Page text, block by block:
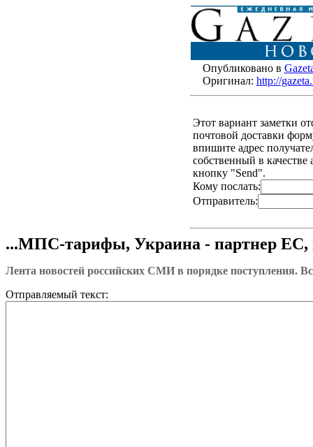
Опубликовано в
Оригинал: http://
Этот вариант заметки
почтовой доставки
впишите адрес
собственный в качестве
кнопку "Send".
Кому послать:
Отправитель:
...МПС-тарифы, Украина - партнер ЕС,
Лента новостей российских СМИ в порядке поступления.
Отправляемый текст: